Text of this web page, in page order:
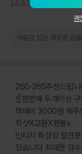
24.9.3
사용감 있는 깨끗한 상품
260-265추천드립니
☝한번에 두개이상
택배비 3000원 제
착샷X교환X환불x
빈티지 특성상 발견
있습니다 최대한 검
괜